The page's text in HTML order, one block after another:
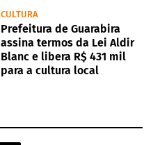
CULTURA
Prefeitura de Guarabira
assina termos da Lei Aldir
Blanc e libera R$ 431 mil
para a cultura local